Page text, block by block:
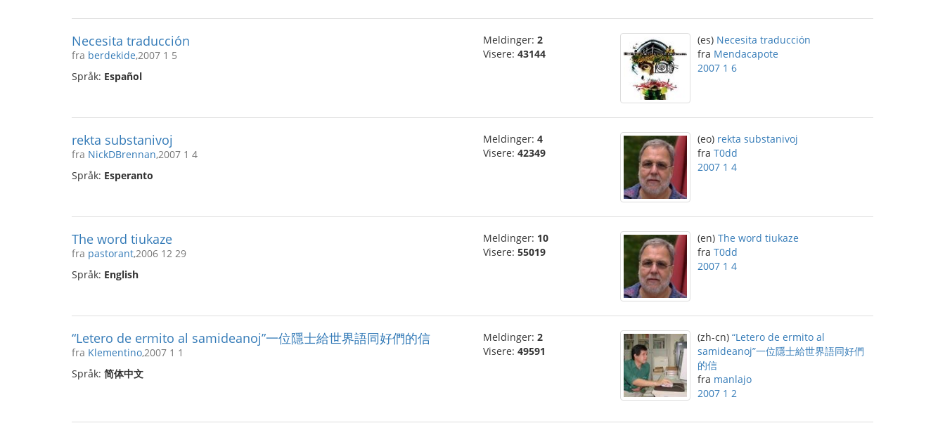
Necesita traducción
fra berdekide,2007 1 5
Språk: Español
Meldinger: 2
Visere: 43144
(es) Necesita traducción
fra Mendacapote
2007 1 6
rekta substanivoj
fra NickDBrennan,2007 1 4
Språk: Esperanto
Meldinger: 4
Visere: 42349
(eo) rekta substanivoj
fra T0dd
2007 1 4
The word tiukaze
fra pastorant,2006 12 29
Språk: English
Meldinger: 10
Visere: 55019
(en) The word tiukaze
fra T0dd
2007 1 4
“Letero de ermito al samideanoj”一位隱士給世界語同好們的信
fra Klementino,2007 1 1
Språk: 简体中文
Meldinger: 2
Visere: 49591
(zh-cn) “Letero de ermito al
samideanoj”一位隱士給世界語同好們
的信
fra manlajo
2007 1 2